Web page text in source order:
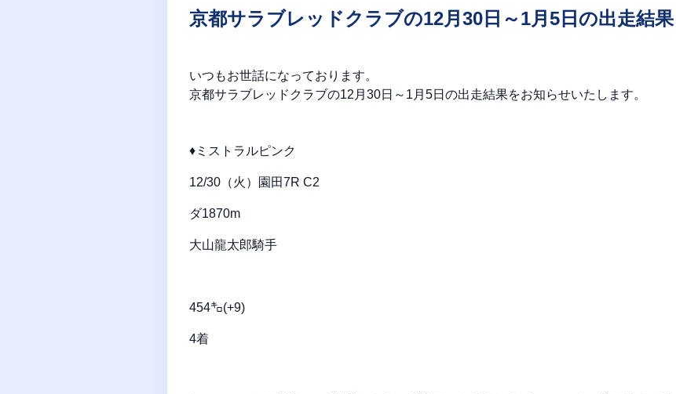
京都サラブレッドクラブの12月30日～1月5日の出走結果
いつもお世話になっております。
京都サラブレッドクラブの12月30日～1月5日の出走結果をお知らせいたします。
♦ミストラルピンク
12/30（火）園田7R C2
ダ1870m
大山龍太郎騎手
454㌔(+9)
4着